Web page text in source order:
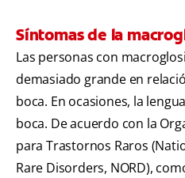
Síntomas de la
Las personas con
demasiado grande en
boca. En ocasiones, la
boca. De acuerdo con la
para Trastornos Raros
Rare Disorders, NORD),